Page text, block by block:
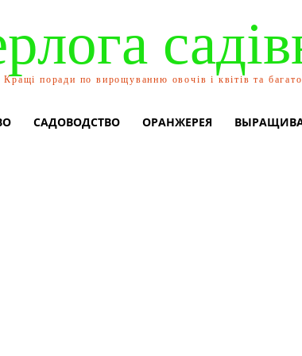
Кращі поради по вирощуванню овочів і квітів та багато
САДОВОДСТВО ОРАНЖЕРЕЯ